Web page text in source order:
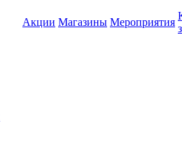
Акции Магазины Мероприятия